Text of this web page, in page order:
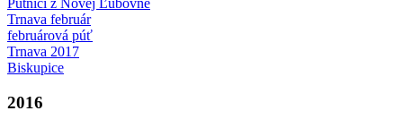
Pútnici z Novej Ľubovne
Trnava február
februárová púť
Trnava 2017
Biskupice
2016